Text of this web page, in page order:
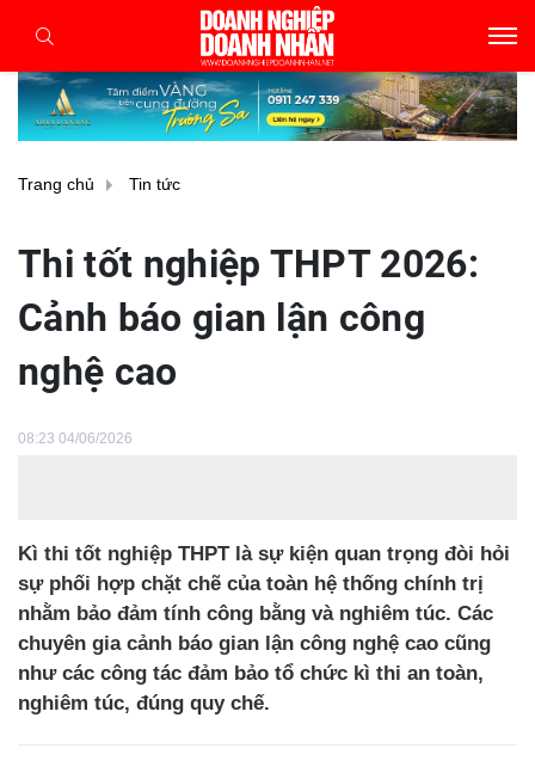
Trang chủ Tin tức
Thi tốt nghiệp THPT 2026:
Cảnh báo gian lận công
nghệ cao
08:23 04/06/2026
Kì thi tốt nghiệp THPT là sự kiện quan trọng đòi hỏi
sự phối hợp chặt chẽ của toàn hệ thống chính trị
nhằm bảo đảm tính công bằng và nghiêm túc. Các
chuyên gia cảnh báo gian lận công nghệ cao cũng
như các công tác đảm bảo tổ chức kì thi an toàn,
nghiêm túc, đúng quy chế.